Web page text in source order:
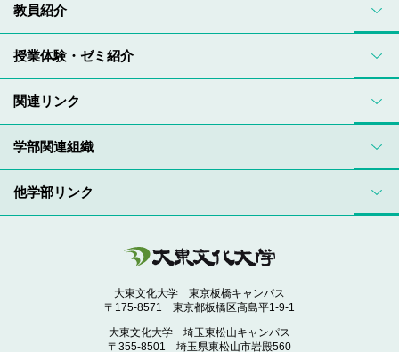
学部関連組織
他学部リンク
大東文化大学 東京板橋キャンパス
〒175-8571 東京都板橋区高島平1-9-1
大東文化大学 埼玉東松山キャンパス
〒355-8501 埼玉県東松山市岩殿560
教員紹介
授業体験・ゼミ紹介
関連リンク